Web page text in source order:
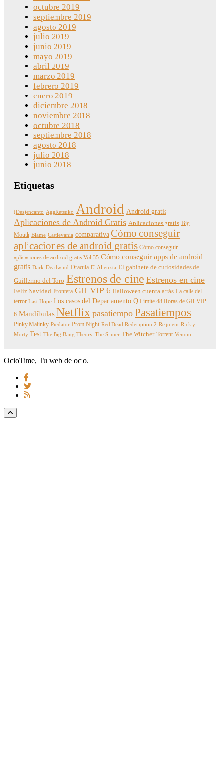
octubre 2019
septiembre 2019
agosto 2019
julio 2019
junio 2019
mayo 2019
abril 2019
marzo 2019
febrero 2019
enero 2019
diciembre 2018
noviembre 2018
octubre 2018
septiembre 2018
agosto 2018
julio 2018
junio 2018
Etiquetas
(Des)encanto AggRetsuko Android Android gratis
Aplicaciones de Android Gratis Aplicaciones gratis Big
Mouth Blame Castlevania comparativa Cómo conseguir
aplicaciones de android gratis Cómo conseguir
aplicaciones de android gratis Vol 35 Cómo conseguir apps de android
gratis Dark Deadwind Dracula El Alienista El gabinete de curiosidades de
Guillermo del Toro Estrenos de cine Estrenos en cine
Feliz Navidad Frontera GH VIP 6 Halloween cuenta atrás La calle del
terror Last Hope Los casos del Departamento Q Límite 48 Horas de GH VIP
6 Mandíbulas Netflix pasatiempo Pasatiempos
Pinky Malinky Predator Prom Night Red Dead Redemption 2 Requiem Rick y
Morty Test The Big Bang Theory The Sinner The Witcher Torrent Venom
OcioTime, Tu web de ocio.